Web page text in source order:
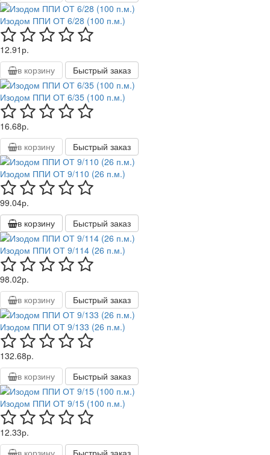
Изодом ППИ ОТ 6/28 (100 п.м.)
12.91р.
в корзину
Быстрый заказ
Изодом ППИ ОТ 6/35 (100 п.м.)
16.68р.
в корзину
Быстрый заказ
Изодом ППИ ОТ 9/110 (26 п.м.)
99.04р.
в корзину
Быстрый заказ
Изодом ППИ ОТ 9/114 (26 п.м.)
98.02р.
в корзину
Быстрый заказ
Изодом ППИ ОТ 9/133 (26 п.м.)
132.68р.
в корзину
Быстрый заказ
Изодом ППИ ОТ 9/15 (100 п.м.)
12.33р.
в корзину
Быстрый заказ